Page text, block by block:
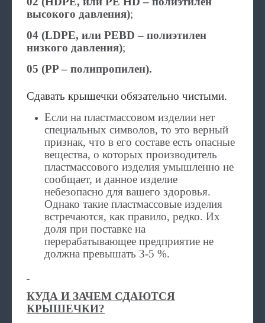
высокого давления);
04 (LDPE, или PEBD – полиэтилен
низкого давления);
05 (PP – полипропилен).
Сдавать крышечки обязательно чистыми.
Если на пластмассовом изделии нет
специальных символов, то это верный
признак, что в его составе есть опасные
вещества, о которых производитель
пластмассового изделия умышленно не
сообщает, и данное изделие
небезопасно для вашего здоровья.
Однако такие пластмассовые изделия
встречаются, как правило, редко. Их
доля при поставке на
перерабатывающее предприятие не
должна превышать 3-5 %.
КУДА И ЗАЧЕМ СДАЮТСЯ
КРЫШЕЧКИ?